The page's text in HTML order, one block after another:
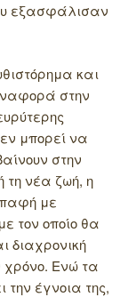
εξασφάλισαν
και
στην
μπορεί να
στην
τη νέα ζωή, η
με
τον οποίο θα
διαχρονική
χρόνο. Ενώ τα
την έγνοια της,